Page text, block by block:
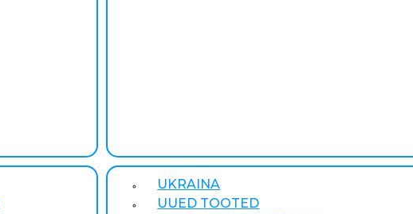
UKRAINA
UUED TOOTED